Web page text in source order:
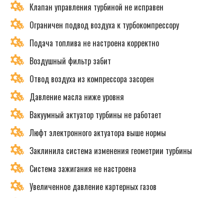
Клапан управления турбиной не исправен
Ограничен подвод воздуха к турбокомпрессору
Подача топлива не настроена корректно
Воздушный фильтр забит
Отвод воздуха из компрессора засорен
Давление масла ниже уровня
Вакуумный актуатор турбины не работает
Люфт электронного актуатора выше нормы
Заклинила система изменения геометрии турбины
Система зажигания не настроена
Увеличенное давление картерных газов